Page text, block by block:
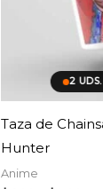
2
Taza de
Hunter
Anime